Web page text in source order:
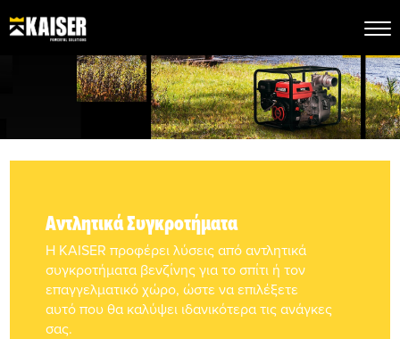
Αντλητικά Συγκροτήματα
Η KAISER προφέρει λύσεις από αντλητικά
συγκροτήματα βενζίνης για το σπίτι ή τον
επαγγελματικό χώρο, ώστε να επιλέξετε
αυτό που θα καλύψει ιδανικότερα τις ανάγκες
σας.